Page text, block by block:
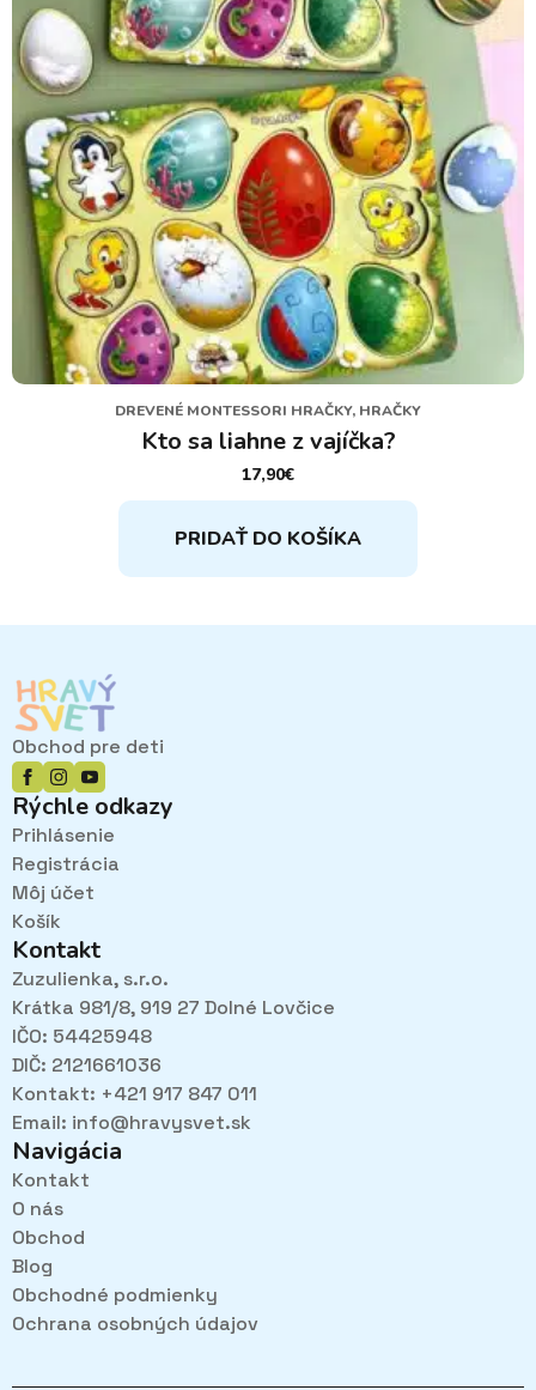
DREVENÉ MONTESSORI HRAČKY, HRAČKY
Kto sa liahne z vajíčka?
17,90€
PRIDAŤ DO KOŠÍKA
Obchod pre deti
Rýchle odkazy
Prihlásenie
Registrácia
Môj účet
Košík
Kontakt
Zuzulienka, s.r.o.
Krátka 981/8, 919 27 Dolné Lovčice
IČO: 54425948
DIČ: 2121661036
Kontakt: +421 917 847 011
Email: info@hravysvet.sk
Navigácia
Kontakt
O nás
Obchod
Blog
Obchodné podmienky
Ochrana osobných údajov